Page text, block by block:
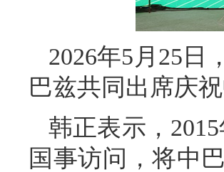
2026年5月25日
巴兹共同出席庆
韩正表示，
国事访问，将中